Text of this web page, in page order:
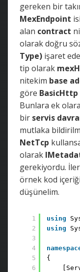
gereken bir
MexEndpoint
alan contract
olarak doğru
Type) işaret
tip olarak
nitekim base
göre BasicHttp
Bunlara ek
bir servis
mutlaka
NetTcp
olarak
gerekiyordu.
örnek kod
düşünelim.
1
2
3
4
5
6
using
using
{